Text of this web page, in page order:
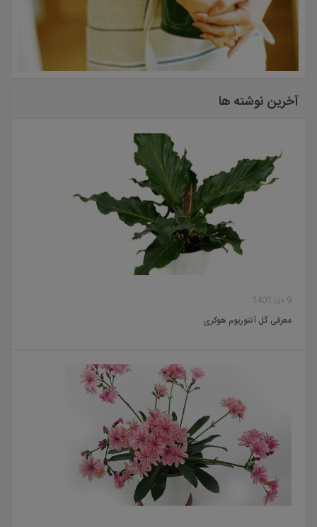
آخرین نوشته ها
9 دی 1401
معرفی گل آنتوریوم هوکری